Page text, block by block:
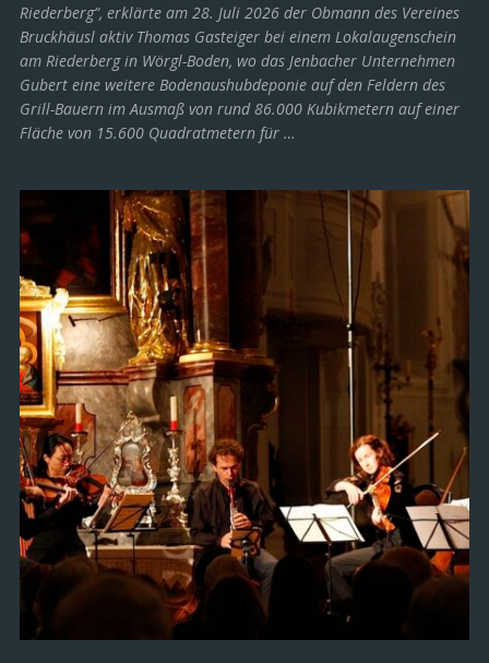
Riederberg“, erklärte am 28. Juli 2026 der Obmann des Vereines
Bruckhäusl aktiv Thomas Gasteiger bei einem Lokalaugenschein
am Riederberg in Wörgl-Boden, wo das Jenbacher Unternehmen
Gubert eine weitere Bodenaushubdeponie auf den Feldern des
Grill-Bauern im Ausmaß von rund 86.000 Kubikmetern auf einer
Fläche von 15.600 Quadratmetern für …